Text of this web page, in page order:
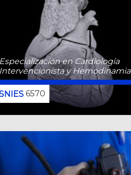
Especialización en Cardiología
Intervencionista y Hemodinamia
6570
CONOCE MÁS